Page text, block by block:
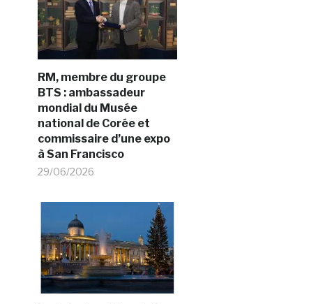
RM, membre du groupe
BTS : ambassadeur
mondial du Musée
national de Corée et
commissaire d’une expo
à San Francisco
29/06/2026